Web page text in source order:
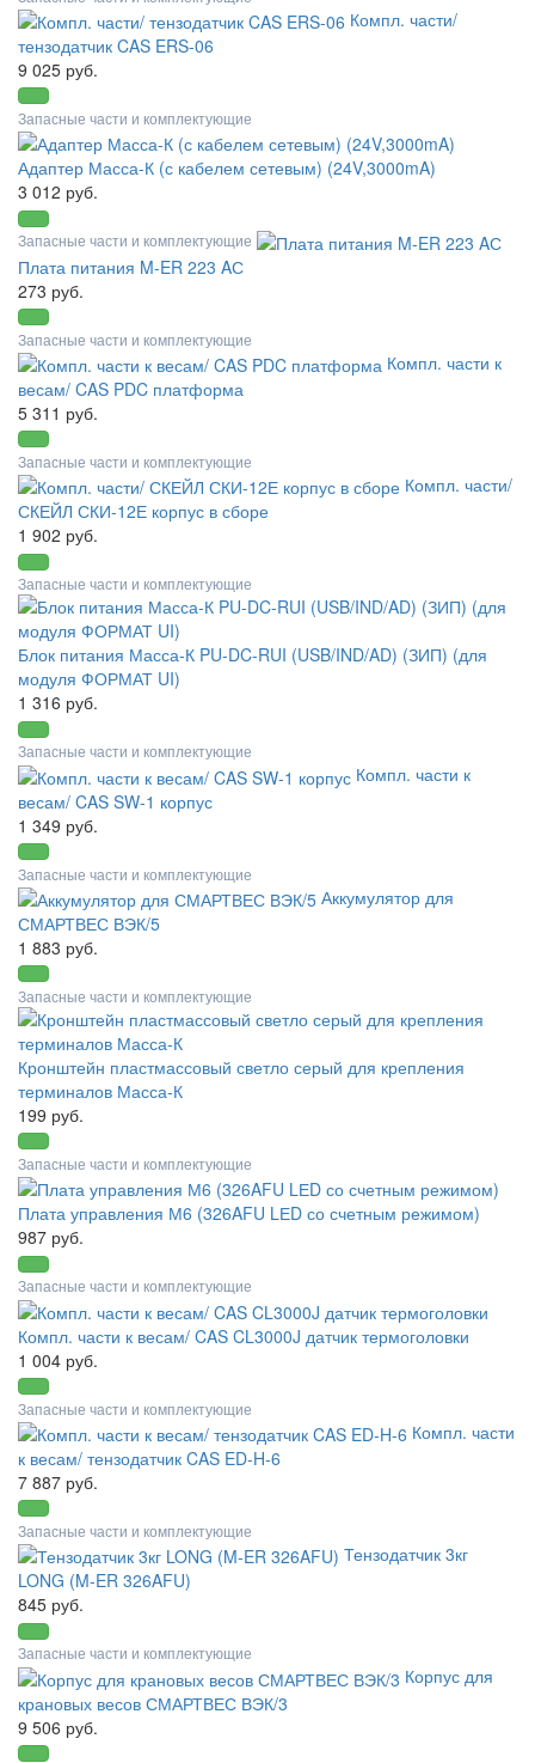
Компл. части/
тензодатчик CAS ERS-06
9 025 руб.
Запасные части и комплектующие
Адаптер Масса-К (с кабелем сетевым) (24V,3000mA)
3 012 руб.
Запасные части и комплектующие
Плата питания M-ER 223 AС
273 руб.
Запасные части и комплектующие
Компл. части к
весам/ CAS PDC платформа
5 311 руб.
Запасные части и комплектующие
Компл. части/
СКЕЙЛ СКИ-12Е корпус в сборе
1 902 руб.
Запасные части и комплектующие
Блок питания Масса-К PU-DC-RUI (USB/IND/AD) (ЗИП) (для
модуля ФОРМАТ UI)
1 316 руб.
Запасные части и комплектующие
Компл. части к
весам/ CAS SW-1 корпус
1 349 руб.
Запасные части и комплектующие
Аккумулятор для
СМАРТВЕС ВЭК/5
1 883 руб.
Запасные части и комплектующие
Кронштейн пластмассовый светло серый для крепления
терминалов Масса-К
199 руб.
Запасные части и комплектующие
Плата управления М6 (326AFU LЕD со счетным режимом)
987 руб.
Запасные части и комплектующие
Компл. части к весам/ CAS CL3000J датчик термоголовки
1 004 руб.
Запасные части и комплектующие
Компл. части
к весам/ тензодатчик CAS ED-H-6
7 887 руб.
Запасные части и комплектующие
Тензодатчик 3кг
LONG (M-ER 326AFU)
845 руб.
Запасные части и комплектующие
Корпус для
крановых весов СМАРТВЕС ВЭК/3
9 506 руб.